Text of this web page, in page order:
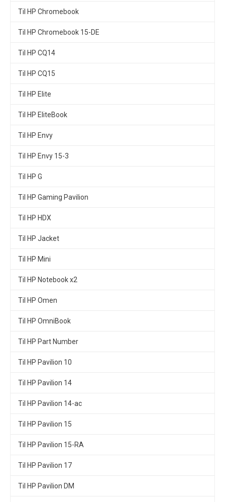
Til HP Chromebook
Til HP Chromebook 15-DE
Til HP CQ14
Til HP CQ15
Til HP Elite
Til HP EliteBook
Til HP Envy
Til HP Envy 15-3
Til HP G
Til HP Gaming Pavilion
Til HP HDX
Til HP Jacket
Til HP Mini
Til HP Notebook x2
Til HP Omen
Til HP OmniBook
Til HP Part Number
Til HP Pavilion 10
Til HP Pavilion 14
Til HP Pavilion 14-ac
Til HP Pavilion 15
Til HP Pavilion 15-RA
Til HP Pavilion 17
Til HP Pavilion DM